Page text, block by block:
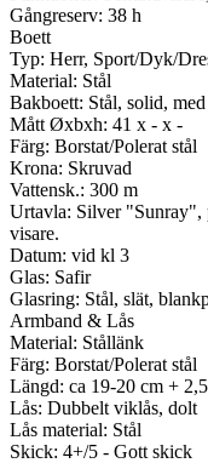
Gångreserv: 38 h
Boett
Typ: Herr, Sport/Dyk/
Material: Stål
Bakboett: Stål, solid,
Mått Øxbxh: 41 x - x -
Färg: Borstat/Polerat stål
Krona: Skruvad
Vattensk.: 300 m
Urtavla: Silver "Sunray",
visare.
Datum: vid kl 3
Glas: Safir
Glasring: Stål, slät,
Armband & Lås
Material: Stållänk
Färg: Borstat/Polerat stål
Längd: ca 19-20 cm +
Lås: Dubbelt viklås, dolt
Lås material: Stål
Skick: 4+/5 - Gott skick